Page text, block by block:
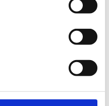
of federatie
ons centrum kan je
beoefenen, maar ook
112 personen.
we een